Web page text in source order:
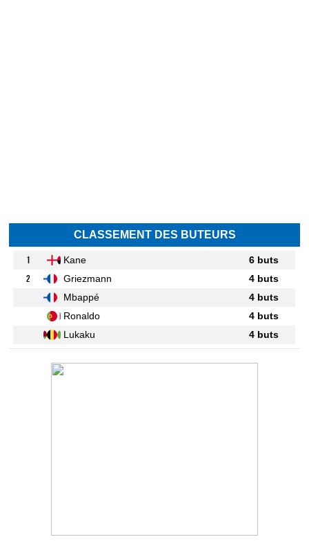
CLASSEMENT DES BUTEURS
1 Kane
6 buts
2
Griezmann
4 buts
Mbappé
4 buts
Ronaldo
4 buts
Lukaku
4 buts